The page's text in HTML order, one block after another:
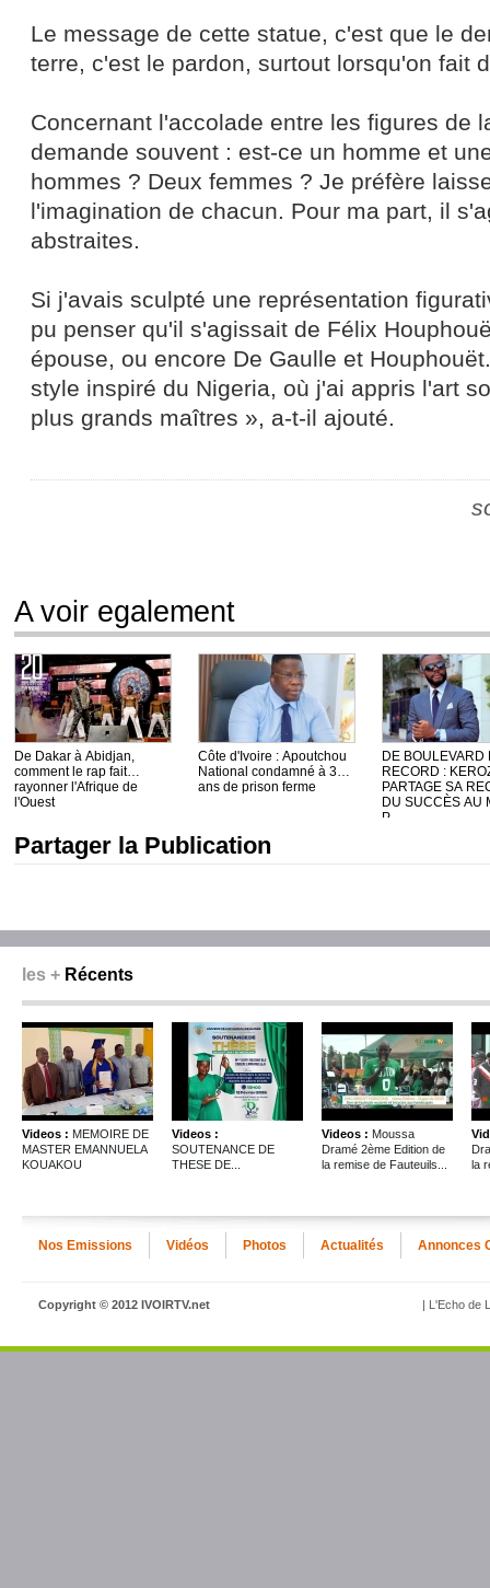
Le message de cette statue, c'est que le
terre, c'est le pardon, surtout lorsqu'on fait
Concernant l'accolade entre les figures de
demande souvent : est-ce un homme et
hommes ? Deux femmes ? Je préfère
l'imagination de chacun. Pour ma part, il
abstraites.
Si j'avais sculpté une représentation
pu penser qu'il s'agissait de Félix
épouse, ou encore De Gaulle et
style inspiré du Nigeria, où j'ai appris l'art
plus grands maîtres », a-t-il ajouté.
A voir egalement
De Dakar à Abidjan,
comment le rap fait
rayonner l'Afrique de
l'Ouest
Côte d'Ivoire : Apoutchou
National condamné à 3
ans de prison ferme
DE BOULEVARD
RECORD :
PARTAGE SA
DU SUCCÈS AU
P...
Partager la Publication
les + Récents
Videos : MEMOIRE DE
MASTER EMANNUELA
KOUAKOU
Videos :
SOUTENANCE DE
THESE DE...
Videos : Moussa
Dramé 2ème Edition de
la remise de Fauteuils...
la
Nos Emissions Vidéos Photos Actualités Annonces
Copyright © 2012 IVOIRTV.net | L'Echo de